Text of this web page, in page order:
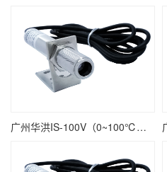
广州华洪IS-100V（0~100℃）电压输出精准型固定安装非接触式在线式工业红外测温仪